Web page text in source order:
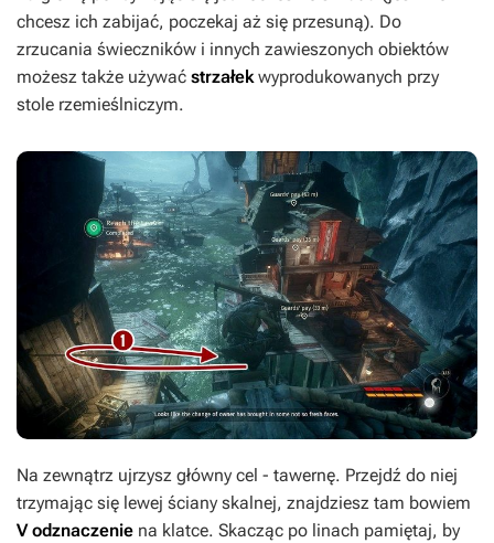
chcesz ich zabijać, poczekaj aż się przesuną). Do
zrzucania świeczników i innych zawieszonych obiektów
możesz także używać strzałekwyprodukowanych przy
stole rzemieślniczym.
Na zewnątrz ujrzysz główny cel - tawernę. Przejdź do niej
trzymając się lewej ściany skalnej, znajdziesz tam bowiem
V odznaczenie na klatce. Skacząc po linach pamiętaj, by